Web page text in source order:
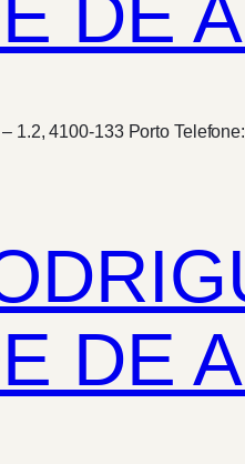
1.2, 4100-133 Porto
DE